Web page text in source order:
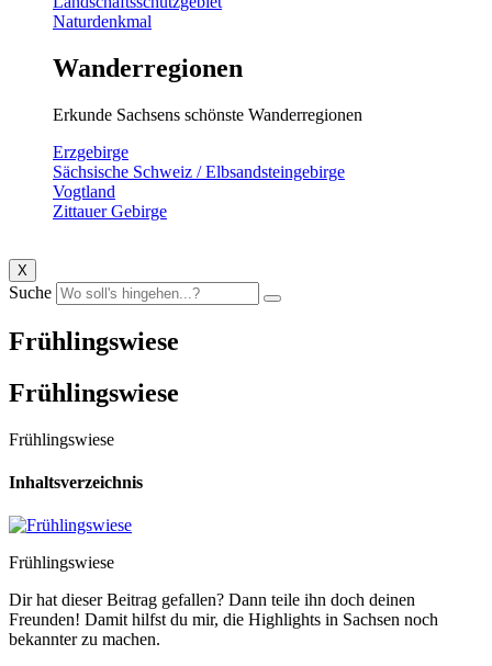
Naturdenkmal
Wanderregionen
Erkunde Sachsens schönste Wanderregionen
Erzgebirge
Sächsische Schweiz / Elbsandsteingebirge
Vogtland
Zittauer Gebirge
X
Suche
Frühlingswiese
Frühlingswiese
Frühlingswiese
Inhaltsverzeichnis
Frühlingswiese
Dir hat dieser Beitrag gefallen? Dann teile ihn doch deinen
Freunden! Damit hilfst du mir, die Highlights in Sachsen noch
bekannter zu machen.